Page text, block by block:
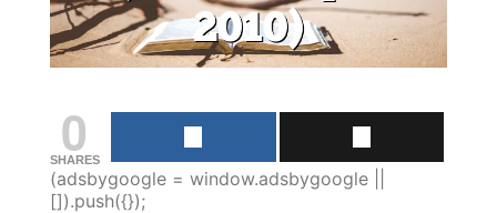
0
SHARES
(adsbygoogle = window.adsbygoogle ||
[]).push({});